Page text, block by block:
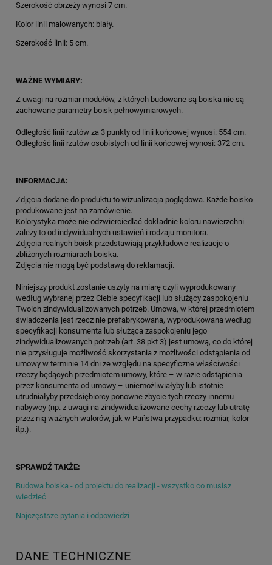
Szerokość obrzeży wynosi 7 cm.
Kolor linii malowanych: biały.
Szerokość linii: 5 cm.
WAŻNE WYMIARY:
Z uwagi na rozmiar modułów, z których budowane są boiska nie są
zachowane parametry boisk pełnowymiarowych.
Odległość linii rzutów za 3 punkty od linii końcowej wynosi: 554 cm.
Odległość linii rzutów osobistych od linii końcowej wynosi: 372 cm.
INFORMACJA:
Zdjęcia dodane do produktu to wizualizacja poglądowa. Każde boisko
produkowane jest na zamówienie.
Kolorystyka może nie odzwierciedlać dokładnie koloru nawierzchni -
zależy to od indywidualnych ustawień i rodzaju monitora.
Zdjęcia realnych boisk przedstawiają przykładowe realizacje o
zbliżonych rozmiarach boiska.
Zdjęcia nie mogą być podstawą do reklamacji.
Niniejszy produkt zostanie uszyty na miarę czyli wyprodukowany
według wybranej przez Ciebie specyfikacji lub służący zaspokojeniu
Twoich zindywidualizowanych potrzeb. Umowa, w której przedmiotem
świadczenia jest rzecz nie prefabrykowana, wyprodukowana według
specyfikacji konsumenta lub służąca zaspokojeniu jego
zindywidualizowanych potrzeb (art. 38 pkt 3) jest umową, co do której
nie przysługuje możliwość skorzystania z możliwości odstąpienia od
umowy w terminie 14 dni ze względu na specyficzne właściwości
rzeczy będących przedmiotem umowy, które – w razie odstąpienia
przez konsumenta od umowy – uniemożliwiałyby lub istotnie
utrudniałyby przedsiębiorcy ponowne zbycie tych rzeczy innemu
nabywcy (np. z uwagi na zindywidualizowane cechy rzeczy lub utratę
przez nią ważnych walorów, jak w Państwa przypadku: rozmiar, kolor
itp.).
SPRAWDŹ TAKŻE:
Budowa boiska - od projektu do realizacji - wszystko co musisz
wiedzieć
Najczęstsze pytania i odpowiedzi
DANE TECHNICZNE